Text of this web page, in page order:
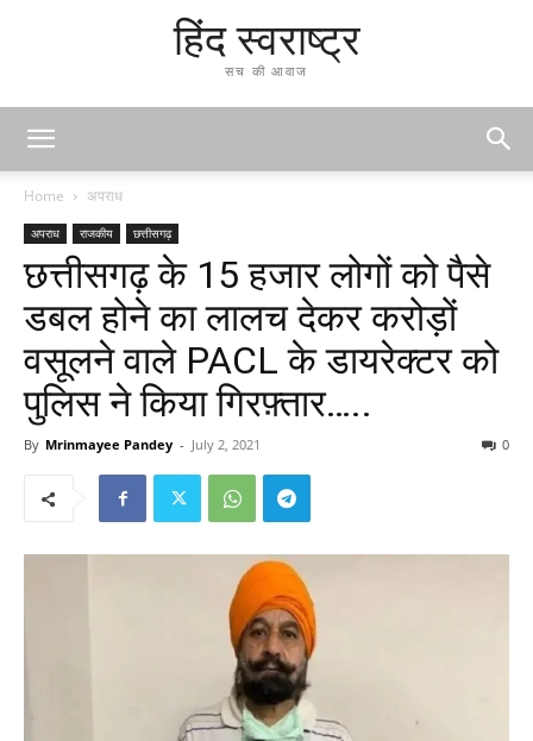
हिंद स्वराष्ट्र
सच की आवाज
Home अपराध
अपराध राजकीय छत्तीसगढ़
छत्तीसगढ़ के 15 हजार लोगों को पैसे
डबल होने का लालच देकर करोड़ों
वसूलने वाले PACL के डायरेक्टर को
पुलिस ने किया गिरफ़्तार…..
By Mrinmayee Pandey - July 2, 2021 0